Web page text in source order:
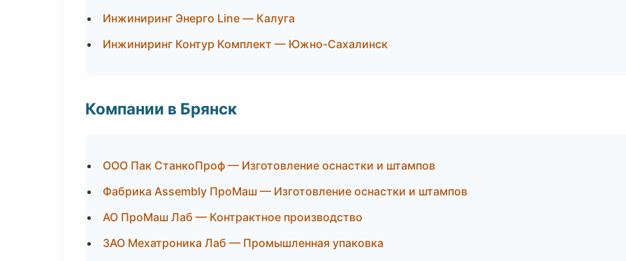
Инжиниринг Энерго Line — Калуга
Инжиниринг Контур Комплект — Южно-Сахалинск
Компании в Брянск
ООО Пак СтанкоПроф — Изготовление оснастки и штампов
Фабрика Assembly ПроМаш — Изготовление оснастки и штампов
АО ПроМаш Лаб — Контрактное производство
ЗАО Мехатроника Лаб — Промышленная упаковка